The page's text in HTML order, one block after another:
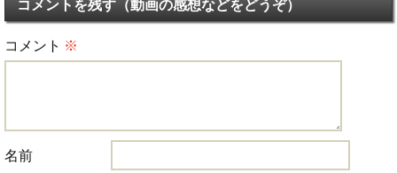
コメントを残す（動画の感想などをどうぞ）
コメント ※
名前